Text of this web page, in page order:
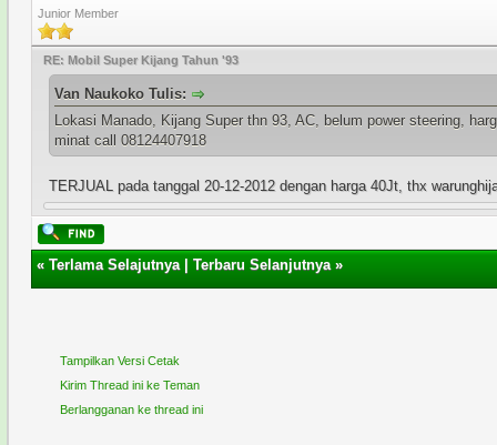
Junior Member
RE: Mobil Super Kijang Tahun '93
Van Naukoko Tulis:
Lokasi Manado, Kijang Super thn 93, AC, belum power steering,
minat call 08124407918
TERJUAL pada tanggal 20-12-2012 dengan harga 40Jt, thx
«Terlama Selajutnya|Terbaru Selanjutnya»
Tampilkan Versi Cetak
Kirim Thread ini ke Teman
Berlangganan ke thread ini